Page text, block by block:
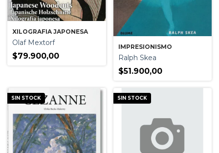
XILOGRAFIA JAPONESA
Olaf Mextorf
$79.900,00
IMPRESIONISMO
Ralph Skea
$51.900,00
SIN STOCK SIN STOCK